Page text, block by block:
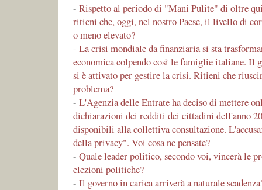
- Rispetto al periodo di "Mani Pulite" di oltre
ritieni che, oggi, nel nostro Paese, il livello di
o meno elevato?
- La crisi mondiale da finanziaria si sta
economica colpendo così le famiglie italiane. Il
si è attivato per gestire la crisi. Ritieni che
problema?
- L'Agenzia delle Entrate ha deciso di mettere
dichiarazioni dei redditi dei cittadini dell'anno
disponibili alla collettiva consultazione.
della privacy". Voi cosa ne pensate?
- Quale leader politico, secondo voi, vincerà le
elezioni politiche?
- Il governo in carica arriverà a naturale